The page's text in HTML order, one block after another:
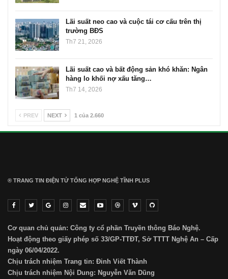
Lãi suất neo cao và cuộc tái cơ cấu trên thị
trường BĐS
Th7 21, 2026
Lãi suất cao và bất động sản khó khăn: Ngân
hàng lo khối nợ xấu tăng…
Th7 14, 2026
PREV NEXT 1 của 2.660
® TRANG TIN ĐIỆN TỬ ТỔNG HỢP NGHỆ TĨNH PLUS
Cơ quan chủ quản: Công ty cổ phần Truyền thông Báo Nghệ.
Hoạt động theo giấy phép số 33/GP-TTĐT, Sở TTTT Nghệ An – Cấp
ngày 06/04/2022.
Chịu trách nhiệm Trang tin: Đinh Viết Thành
Chịu trách nhiệm Nội Dung: Nguyễn Văn Dũng